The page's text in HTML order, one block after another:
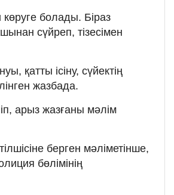
болады. Біраз
сүйреп, тізесімен
қатты ісіну, сүйектің
жазбада.
арыз жазғаны мәлім
берген мәліметінше,
бөлімінің